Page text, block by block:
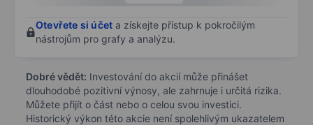
Otevřete si účet a získejte přístup k pokročilým
nástrojům pro grafy a analýzu.
Dobré vědět: Investování do akcií může přinášet
dlouhodobé pozitivní výnosy, ale zahrnuje i určitá rizika.
Můžete přijít o část nebo o celou svou investici.
Historický výkon této akcie není spolehlivým ukazatelem